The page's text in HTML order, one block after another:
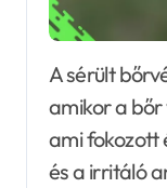
A sérült bőrvédő réteg akkor alakul ki,
amikor a bőr
ami fokozott
és a irritáló